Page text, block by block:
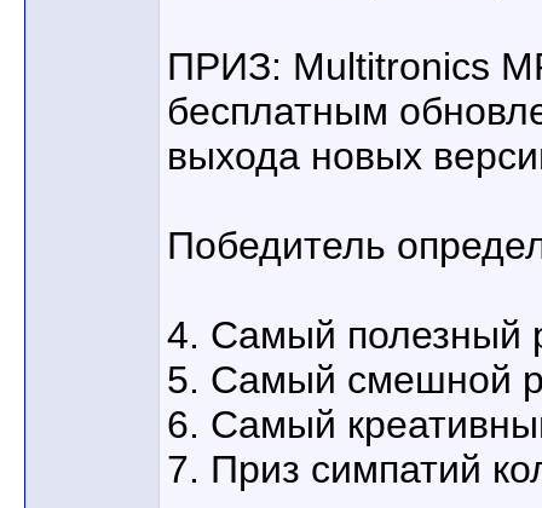
ПРИЗ: Multitronics
бесплатным
выхода новых
Победитель
4. Самый полезный
5. Самый смешной
6. Самый
7. Приз симпатий